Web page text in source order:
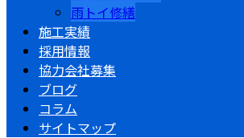
雨トイ修繕
施工実績
採用情報
協力会社募集
ブログ
コラム
サイトマップ